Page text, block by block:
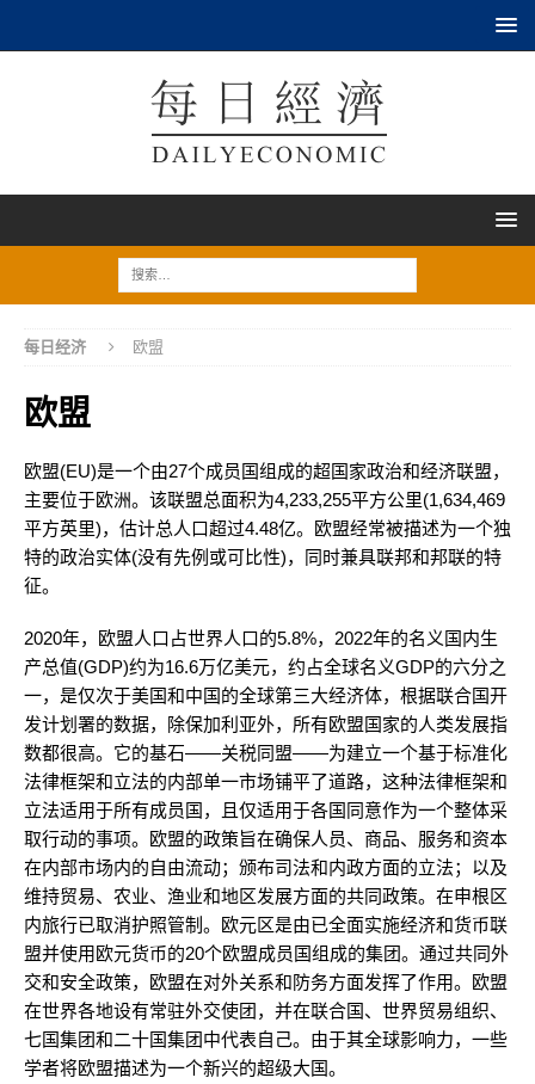
每日经济 欧盟
欧盟
欧盟(EU)是一个由27个成员国组成的超国家政治和经济联盟，
主要位于欧洲。该联盟总面积为4,233,255平方公里(1,634,469
平方英里)，估计总人口超过4.48亿。欧盟经常被描述为一个独
特的政治实体(没有先例或可比性)，同时兼具联邦和邦联的特
征。
2020年，欧盟人口占世界人口的5.8%，2022年的名义国内生
产总值(GDP)约为16.6万亿美元，约占全球名义GDP的六分之
一，是仅次于美国和中国的全球第三大经济体，根据联合国开
发计划署的数据，除保加利亚外，所有欧盟国家的人类发展指
数都很高。它的基石——关税同盟——为建立一个基于标准化
法律框架和立法的内部单一市场铺平了道路，这种法律框架和
立法适用于所有成员国，且仅适用于各国同意作为一个整体采
取行动的事项。欧盟的政策旨在确保人员、商品、服务和资本
在内部市场内的自由流动；颁布司法和内政方面的立法；以及
维持贸易、农业、渔业和地区发展方面的共同政策。在申根区
内旅行已取消护照管制。欧元区是由已全面实施经济和货币联
盟并使用欧元货币的20个欧盟成员国组成的集团。通过共同外
交和安全政策，欧盟在对外关系和防务方面发挥了作用。欧盟
在世界各地设有常驻外交使团，并在联合国、世界贸易组织、
七国集团和二十国集团中代表自己。由于其全球影响力，一些
学者将欧盟描述为一个新兴的超级大国。